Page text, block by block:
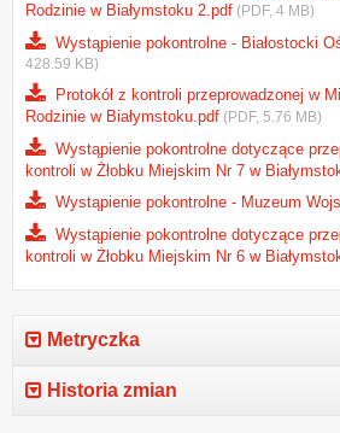
Rodzinie w Białymstoku 2.pdf (PDF, 4 MB)
Wystąpienie pokontrolne - Białostocki
428.59 KB)
Protokół z kontroli przeprowadzonej w
Rodzinie w Białymstoku.pdf (PDF, 5.76 MB)
Wystąpienie pokontrolne dotyczące
kontroli w Żłobku Miejskim Nr 7 w
Wystąpienie pokontrolne - Muzeum
Wystąpienie pokontrolne dotyczące
kontroli w Żłobku Miejskim Nr 6 w
Metryczka
Historia zmian